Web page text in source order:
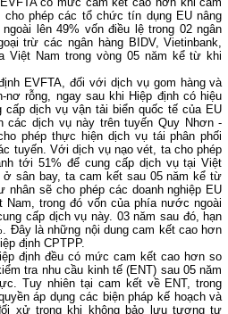
phép các tổ chức tín dụng EU nâng
lên 49% vốn điều lệ trong 02 ngân
trừ các ngân hàng BIDV, Vietinbank,
Việt Nam trong vòng 05 năm kể từ khi
EVFTA, đối với dịch vụ gom hàng và
nơ rỗng, ngay sau khi Hiệp định có hiệu
cấp dịch vụ vận tải biển quốc tế của EU
các dịch vụ này trên tuyến Quy Nhơn -
phép thực hiện dịch vụ tái phân phối
tuyến. Với dịch vụ nạo vét, ta cho phép
tới 51% để cung cấp dịch vụ tại Việt
sân bay, ta cam kết sau 05 năm kể từ
sẽ cho phép các doanh nghiệp EU
Nam, trong đó vốn của phía nước ngoài
cấp dịch vụ này. 03 năm sau đó, hạn
Đây là những nội dung cam kết cao hơn
định CPTPP.
định đều có mức cam kết cao hơn so
tra nhu cầu kinh tế (ENT) sau 05 năm
Tuy nhiên tại cam kết về ENT, trong
áp dụng các biện pháp kế hoạch và
xử trong khi không bảo lưu tương tự